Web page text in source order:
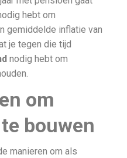
hebt om
gemiddelde inflatie van
je tegen die tijd
nodig hebt om
om
bouwen
manieren om als